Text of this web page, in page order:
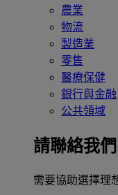
農業
物流
製造業
零售
醫療保健
銀行與金融
公共領域
請聯絡我
需要協助選擇理